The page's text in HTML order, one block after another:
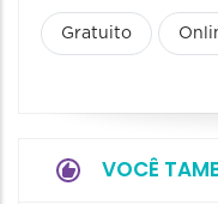
Gratuito
VOCÊ